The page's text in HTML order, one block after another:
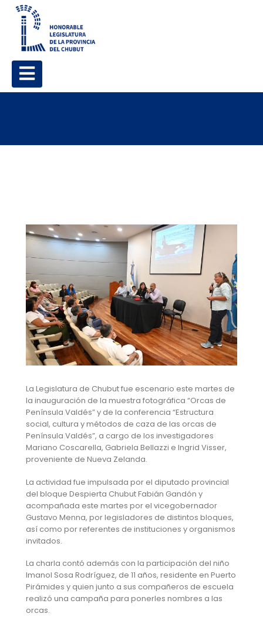
La Legislatura de Chubut fue escenario este martes de
la inauguración de la muestra fotográfica “Orcas de
Península Valdés” y de la conferencia “Estructura
social, cultura y métodos de caza de las orcas de
Península Valdés”, a cargo de los investigadores
Mariano Coscarella, Gabriela Bellazzi e Ingrid Visser,
proveniente de Nueva Zelanda.
La actividad fue impulsada por el diputado provincial
del bloque Despierta Chubut Fabián Gandón y
acompañada este martes por el vicegobernador
Gustavo Menna, por legisladores de distintos bloques,
así como por referentes de instituciones y organismos
invitados.
La charla contó además con la participación del niño
Imanol Sosa Rodríguez, de 11 años, residente en Puerto
Pirámides y quien junto a sus compañeros de escuela
realizó una campaña para ponerles nombres a las
orcas.